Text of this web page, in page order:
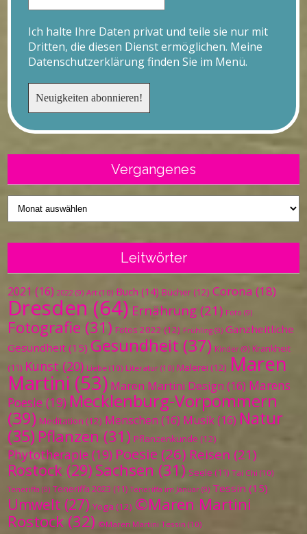
Ich halte Ihre Daten privat und teile sie nur mit
Dritten, die diesen Dienst ermöglichen. Meine
Datenschutzerklärung finden Sie im Menü.
Vergangenes
Vergangenes
Leitwörter
2021 (16) 2022 (9) Art (10) Buch (14) Bücher (12) Corona (18)
Dresden (64) Ernährung (21) Foto (9)
Fotografie (31) Fotos 2022 (12) Frühling (9) Ganzheitliche
Gesundheit (15) Gesundheit (37) Kinder (9) Krankheit
(11) Kunst (20) Liebe (10) Literatur (10) Malerei (12) Maren
Martini (53) Maren Martini Design (16) Marens
Poesie (19) Mecklenburg-Vorpommern
(39) Meditation (12) Menschen (16) Musik(16) Natur
(35) Pflanzen (31) Pflanzenkunde (12)
Phytotherapie (19) Poesie (26) Reisen (21)
Rostock (29) Sachsen (31) Seele (11) Tai Chi (10)
Teneriffa (9) Teneriffa 2023 (11) Teneriffa im Januar (9) Tessin (15)
Umwelt (27) Yoga (12) ©Maren Martini
Rostock (32) ©Maren Martini Tessin (10)